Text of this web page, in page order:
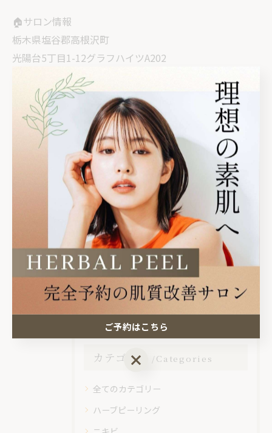
🏠サロン情報
栃木県塩谷郡高根沢町
光陽台5丁目1-12グラフハイツA202
⏰平日9:00〜18:00（最終受付）
土日•祝8:00〜18:00（最終受付）
⚠️完全予約制
#宇都宮ニキビ#高根沢ニキビ#さくら市ハーブピーリン
グ#栃木ハーブピーリング#さくら市ニキビ
< 前のページ 一覧に戻る 次のページ >
カテゴリー Categories
全てのカテゴリー
ハーブピーリング
ご予約はこちら
ご予約はこちら